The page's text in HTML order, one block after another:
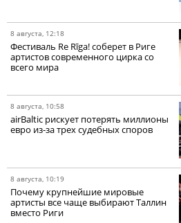
8 августа, 12:18
Фестиваль Re Rīga! соберет в Риге
артистов современного цирка со
всего мира
8 августа, 10:58
airBaltic рискует потерять миллионы
евро из-за трех судебных споров
8 августа, 10:19
Почему крупнейшие мировые
артисты все чаще выбирают Таллин
вместо Риги